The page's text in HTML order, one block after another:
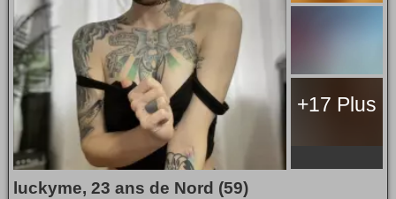
+17 Plus
luckyme, 23 ans de Nord (59)